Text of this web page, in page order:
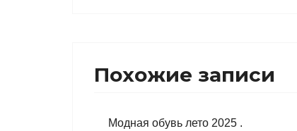
Похожие записи
Модная обувь лето 2025 .